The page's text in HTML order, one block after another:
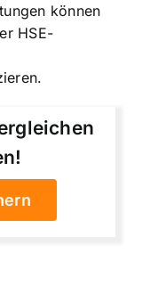
können
HSE-